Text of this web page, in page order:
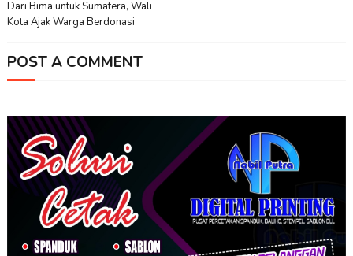
Dari Bima untuk Sumatera, Wali
Kota Ajak Warga Berdonasi
POST A COMMENT